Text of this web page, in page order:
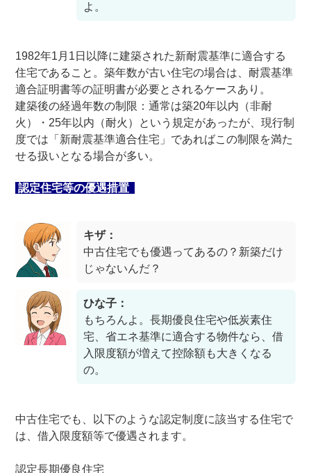
よ。
1982年1月1日以降に建築された新耐震基準に適合する
住宅であること。築年数が古い住宅の場合は、耐震基準
適合証明書等の証明書が必要とされるケースあり。
建築後の経過年数の制限：通常は築20年以内（非耐
火）・25年以内（耐火）という規定があったが、現行制
度では「新耐震基準適合住宅」であればこの制限を満た
せる扱いとなる場合が多い。
認定住宅等の優遇措置
キザ：
中古住宅でも優遇ってあるの？新築だけ
じゃないんだ？
ひな子：
もちろんよ。長期優良住宅や低炭素住
宅、省エネ基準に適合する物件なら、借
入限度額が増えて控除額も大きくなる
の。
中古住宅でも、以下のような認定制度に該当する住宅で
は、借入限度額等で優遇されます。
認定長期優良住宅